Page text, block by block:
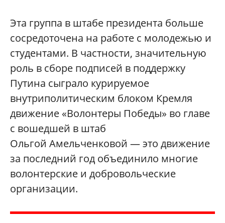
Эта группа в штабе президента больше
сосредоточена на работе с молодежью и
студентами. В частности, значительную
роль в сборе подписей в поддержку
Путина сыграло курируемое
внутриполитическим блоком Кремля
движение «Волонтеры Победы» во главе
с вошедшей в штаб
Ольгой Амельченковой — это движение
за последний год объединило многие
волонтерские и добровольческие
организации.